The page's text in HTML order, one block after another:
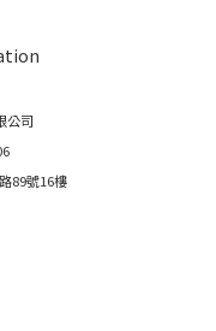
公司
89號16樓